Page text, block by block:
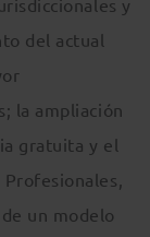
y
del actual
la ampliación
gratuita y el
un modelo